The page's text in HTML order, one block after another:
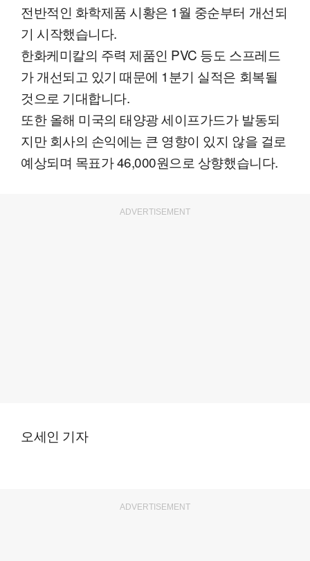
전반적인 화학제품 시황은 1월 중순부터 개선되
기 시작했습니다.
한화케미칼의 주력 제품인 PVC 등도 스프레드
가 개선되고 있기 때문에 1분기 실적은 회복될
것으로 기대합니다.
또한 올해 미국의 태양광 세이프가드가 발동되
지만 회사의 손익에는 큰 영향이 있지 않을 걸로
예상되며 목표가 46,000원으로 상향했습니다.
ADVERTISEMENT
오세인 기자
ADVERTISEMENT